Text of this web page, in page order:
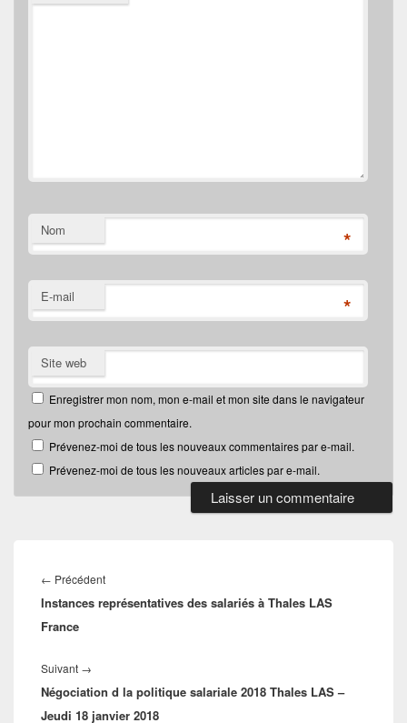
Nom *
E-mail *
Site web
Enregistrer mon nom, mon e-mail et mon site dans le navigateur
pour mon prochain commentaire.
Prévenez-moi de tous les nouveaux commentaires par e-mail.
Prévenez-moi de tous les nouveaux articles par e-mail.
de
l’article
← PrécédentArticle
précédent :
Instances représentatives des salariés à Thales LAS
France
Suivant →
suivant :
Négociation d la politique salariale 2018 Thales LAS –
Jeudi 18 janvier 2018